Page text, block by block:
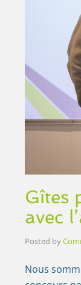
Gîtes
avec
Posted by
Nous